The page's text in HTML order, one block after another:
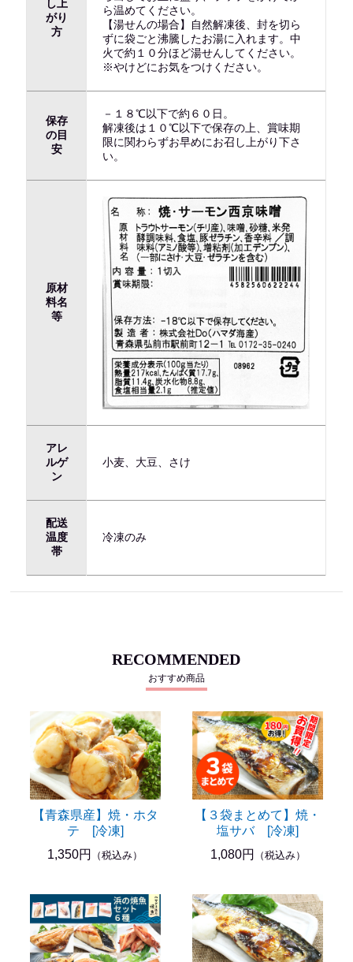
し上
がり
方
ら温めてください。
【湯せんの場合】自然解凍後、封を切ら
ずに袋ごと沸騰したお湯に入れます。中
火で約１０分ほど湯せんしてください。
※やけどにお気をつけください。
保存
の目
安
－１８℃以下で約６０日。
解凍後は１０℃以下で保存の上、賞味期
限に関わらずお早めにお召し上がり下さ
い。
原材
料名
等
アレ
ルゲ
ン
小麦、大豆、さけ
配送
温度
帯
冷凍のみ
RECOMMENDED
おすすめ商品
【青森県産】焼・ホタ
テ [冷凍]
1,350円
（税込み）
【３袋まとめて】焼・
塩サバ [冷凍]
1,080円
（税込み）